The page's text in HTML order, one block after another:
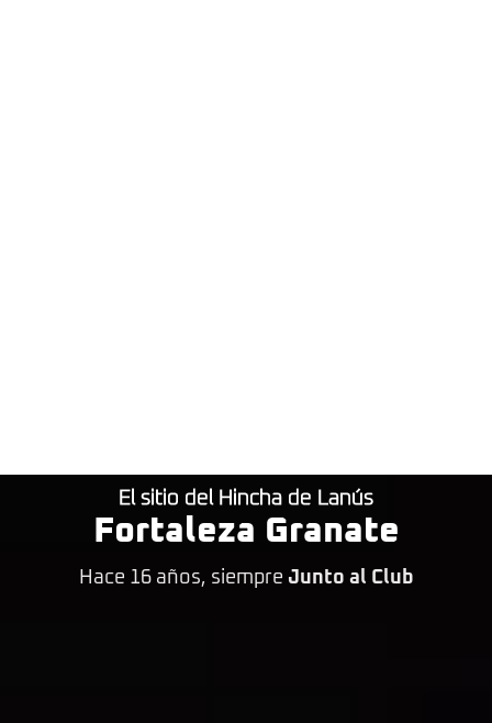
El sitio del Hincha de Lanús
Fortaleza Granate
Hace 16 años, siempre Junto al Club